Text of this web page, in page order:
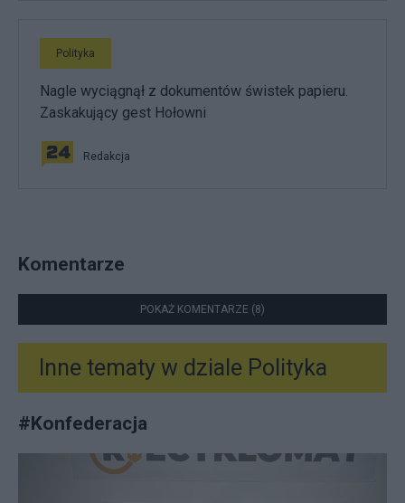
Polityka
Nagle wyciągnął z dokumentów świstek papieru.
Zaskakujący gest Hołowni
Redakcja
Komentarze
POKAŻ KOMENTARZE (8)
Inne tematy w dziale Polityka
#Konfederacja